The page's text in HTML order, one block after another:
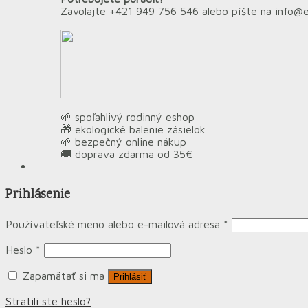
Zavolajte +421 949 756 546 alebo píšte na
🌱 spoľahlivý rodinný eshop
🎁 ekologické balenie zásielok
🌱 bezpečný online nákup
🚚 doprava zdarma od 35€
Prihlásenie
Používateľské meno alebo e-mailová adresa *
Heslo *
Zapamätať si ma Prihlásiť
Stratili ste heslo?